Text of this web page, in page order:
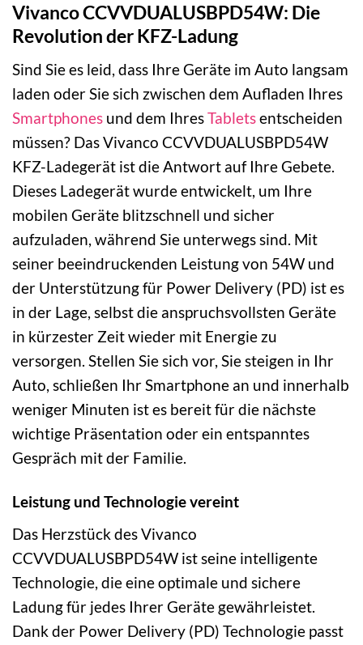
Vivanco CCVVDUALUSBPD54W: Die
Revolution der KFZ-Ladung
Sind Sie es leid, dass Ihre Geräte im Auto langsam
laden oder Sie sich zwischen dem Aufladen Ihres
Smartphones und dem IhresTabletsentscheiden
müssen? Das Vivanco CCVVDUALUSBPD54W
KFZ-Ladegerät ist die Antwort auf Ihre Gebete.
Dieses Ladegerät wurde entwickelt, um Ihre
mobilen Geräte blitzschnell und sicher
aufzuladen, während Sie unterwegs sind. Mit
seiner beeindruckenden Leistung von 54W und
der Unterstützung für Power Delivery (PD) ist es
in der Lage, selbst die anspruchsvollsten Geräte
in kürzester Zeit wieder mit Energie zu
versorgen. Stellen Sie sich vor, Sie steigen in Ihr
Auto, schließen Ihr Smartphone an und innerhalb
weniger Minuten ist es bereit für die nächste
wichtige Präsentation oder ein entspanntes
Gespräch mit der Familie.
Leistung und Technologie vereint
Das Herzstück des Vivanco
CCVVDUALUSBPD54W ist seine intelligente
Technologie, die eine optimale und sichere
Ladung für jedes Ihrer Geräte gewährleistet.
Dank der Power Delivery (PD) Technologie passt